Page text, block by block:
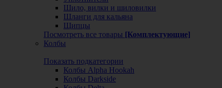
Шило, вилки и шиловилки
Шланги для кальяна
Щипцы
Посмотреть все товары [Комплектующие]
Колбы
Показать подкатегории
Колбы Alpha Hookah
Колбы Darkside